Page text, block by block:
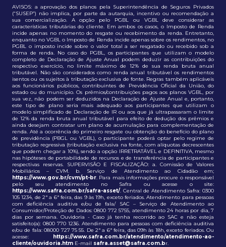
AVISOS: a aprovação dos planos pela Superintendência de Seguros Privados
(“SUSEP”) não implica, por parte da autarquia, incentivo ou recomendação a
sua comercialização. A opção pelo PGBL ou VGBL deve considerar as
características tributárias do cliente. Em ambos os casos, o Imposto de Renda
incide apenas no momento do resgate ou recebimento da renda. Entretanto,
enquanto no VGBL o Imposto de Renda incide apenas sobre os rendimentos, no
PGBL o imposto incide sobre o valor total a ser resgatado ou recebido sob a
forma de renda. No caso do PGBL, os participantes que utilizam o modelo
completo de Declaração de Ajuste Anual podem deduzir as contribuições do
respectivo exercício, no limite máximo de 12% de sua renda bruta anual
tributável. Não são considerados como renda anual tributável os rendimentos
isentos ou os sujeitos à tributação exclusiva de fonte. Regras também aplicáveis
aos funcionários públicos, contribuintes de Previdência Oficial da União, do
estado ou do município. Os prêmios/contribuições pagos aos planos VGBL, por
sua vez, não podem ser deduzidos na Declaração de Ajuste Anual e, portanto,
este tipo de plano seria mais adequado aos participantes que utilizam o
modelo simplificado de Declaração de IR ou aos que já ultrapassaram o limite
de 12% da renda bruta anual tributável para efeito de dedução dos prêmios e
ainda desejam contratar um plano de acumulação para complementação de
renda. Até a ocorrência do primeiro resgate ou obtenção do benefício do plano
de previdência (PBGL ou VGBL), o participante poderá optar pelo regime de
tributação regressiva (tributação exclusiva na fonte, com alíquotas decrescentes
que podem chegar a 10%), sendo a opção IRRETRATÁVEL e DEFINITIVA, mesmo
nas hipóteses de portabilidade de recursos e de transferência de participantes e
respectivas reservas. SUPERVISÃO E FISCALIZAÇÃO: a. Comissão de Valores
Mobiliários – CVM. b. Serviço de Atendimento ao Cidadão em;
https://www.gov.br/cvm/pt-br. Para mais informações procure o responsável
pelo seu atendimento no Safra ou acesse o site:
https://www.safra.com.br/safra-asset/. Central de Atendimento Safra: 0300
105 1234, de 2ª a 6ª feira, das 9 às 19h, exceto feriados. Atendimento para pessoas
com deficiência auditiva e/ou de fala/ SAC – Serviço de Atendimento ao
Consumidor/Proteção de Dados: 0800 772 5755, atendimento 24 horas por dia, 7
dias por semana. Ouvidoria - Caso já tenha recorrido ao SAC e não esteja
satisfeito(a): 0800 770 1236. Atendimento para pessoas com deficiência auditiva
e/ou de fala: 08000 727 75 55. De 2ª a 6ª feira, das 09h às 18h, exceto feriados. Ou
acesse: https://www.safra.com.br/atendimento/atendimento-ao-
cliente/ouvidoria.htm E-mail safra.asset@safra.com.br.